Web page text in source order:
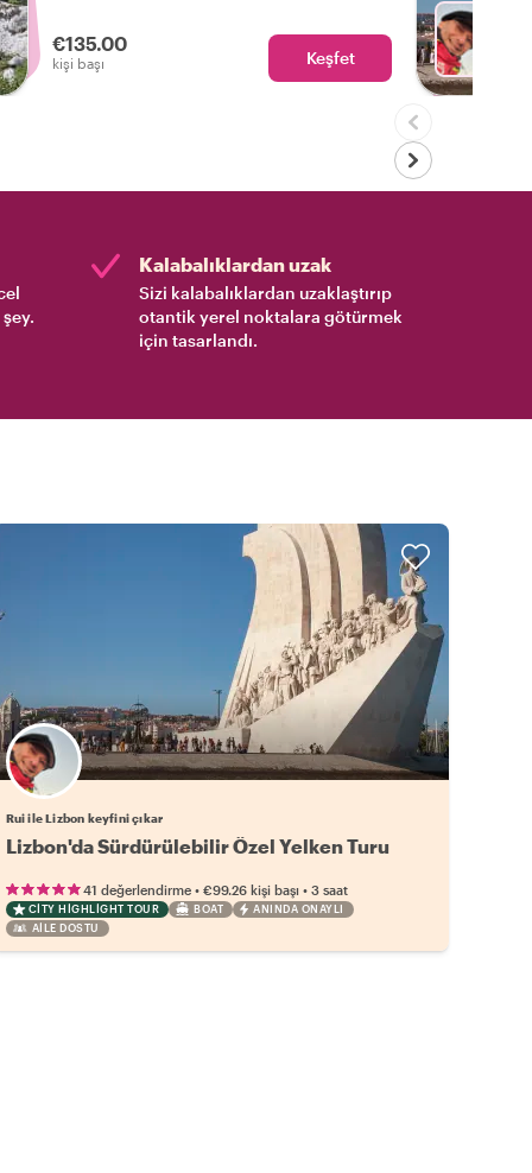
€135.00
kişi başı Keşfet
Kalabalıklardan uzak
Sizi kalabalıklardan uzaklaştırıp
otantik yerel noktalara götürmek
için tasarlandı.
Rui ile Lizbon keyfini çıkar
Lizbon'da Sürdürülebilir Özel Yelken Turu
41 değerlendirme• €99.26 kişi başı• 3 saat
CITY HIGHLIGHT TOUR BOAT
ANINDA ONAYLI
AILE DOSTU